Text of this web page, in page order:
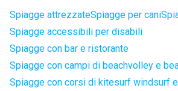
Spiagge attrezzateSpiagge per cani
Spiagge accessibili per disabili
Spiagge con bar e ristorante
Spiagge con campi di beachvolley e
Spiagge con corsi di kitesurf windsurf